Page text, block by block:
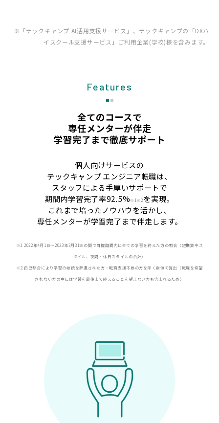
※「テックキャンプ AI活用支援サービス」、テックキャンプの「DXハ
イスクール支援サービス」ご利用企業(学校)様を含みます。
Features
全てのコースで
専任メンターが伴走
学習完了まで徹底サポート
個人向けサービスの
テックキャンプ エンジニア転職は、
スタッフによる手厚いサポートで
期間内学習完了率92.5%※ 1※2を実現。
これまで培ったノウハウを活かし、
専任メンターが学習完了まで伴走します。
※1 2022年4月1日〜2023年3月31日の間で目標期間内に全ての学習を終えた方の割合（短期集中ス
タイル、夜間・休日スタイルの合計）
※2 自己都合により学習の継続を辞退された方・転職支援不要の方を除く数値で算出（転職を希望
されない方の中には学習を最後まで終えることを望まない方も含まれるため）